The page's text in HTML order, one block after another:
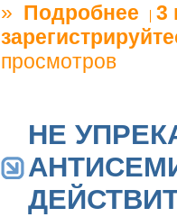
» Подробнее о 3
просмотров
НЕ